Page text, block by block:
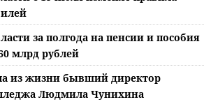
за полгода на пенсии и пособия
млрд рублей
из жизни бывший директор
Людмила Чунихина